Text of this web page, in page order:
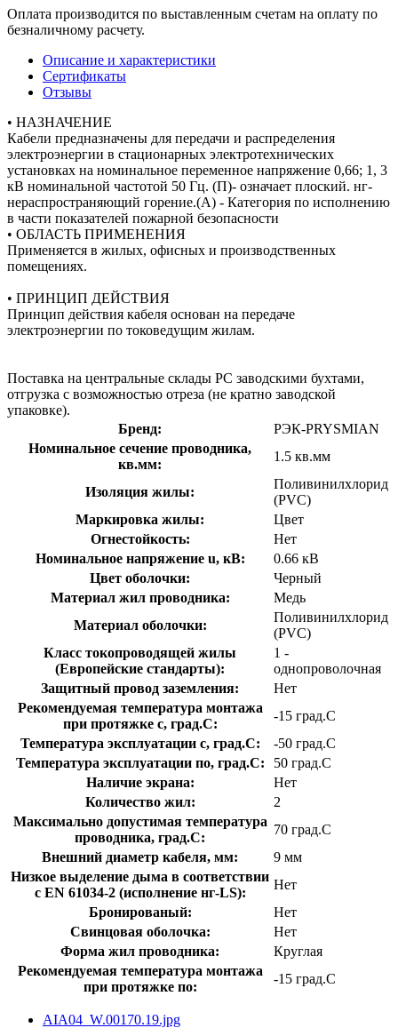
Оплата производится по выставленным счетам на оплату по
безналичному расчету.
Описание и характеристики
Сертификаты
Отзывы
• НАЗНАЧЕНИЕ
Кабели предназначены для передачи и распределения
электроэнергии в стационарных электротехнических
установках на номинальное переменное напряжение 0,66; 1, 3
кВ номинальной частотой 50 Гц. (П)- означает плоский. нг-
нераспространяющий горение.(А) - Категория по исполнению
в части показателей пожарной безопасности
• ОБЛАСТЬ ПРИМЕНЕНИЯ
Применяется в жилых, офисных и производственных
помещениях.
• ПРИНЦИП ДЕЙСТВИЯ
Принцип действия кабеля основан на передаче
электроэнергии по токоведущим жилам.
Поставка на центральные склады РС заводскими бухтами,
отгрузка с возможностью отреза (не кратно заводской
упаковке).
Бренд:
РЭК-PRYSMIAN
Номинальное сечение проводника,
кв.мм:
1.5 кв.мм
Изоляция жилы:
Поливинилхлорид
(PVC)
Маркировка жилы:
Цвет
Огнестойкость:
Нет
Номинальное напряжение u, кВ:
0.66 кВ
Цвет оболочки:
Черный
Материал жил проводника:
Медь
Материал оболочки:
Поливинилхлорид
(PVC)
Класс токопроводящей жилы
(Европейские стандарты):
1 -
однопроволочная
Защитный провод заземления:
Нет
Рекомендуемая температура монтажа
при протяжке с, град.C:
-15 град.C
Температура эксплуатации с, град.C:
-50 град.C
Температура эксплуатации по, град.C:
50 град.C
Наличие экрана:
Нет
Количество жил:
2
Максимально допустимая температура
проводника, град.C:
70 град.C
Внешний диаметр кабеля, мм:
9 мм
Низкое выделение дыма в соответствии
с EN 61034-2 (исполнение нг-LS):
Нет
Бронированый:
Нет
Свинцовая оболочка:
Нет
Форма жил проводника:
Круглая
Рекомендуемая температура монтажа
при протяжке по:
-15 град.C
AIA04_W.00170.19.jpg